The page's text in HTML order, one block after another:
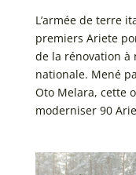
L’armée de terre
premiers Ariete
de la rénovation à
nationale. Mené
Oto Melara, cette
moderniser 90